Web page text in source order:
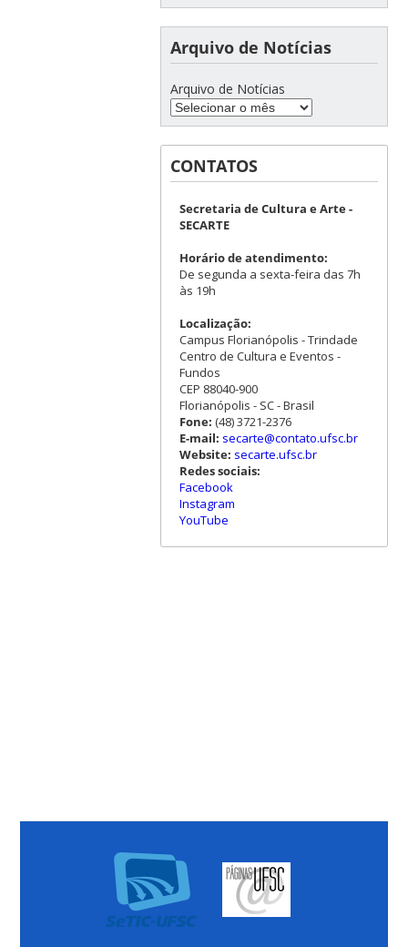
Arquivo de Notícias
Arquivo de Notícias
CONTATOS
Secretaria de Cultura e Arte -
SECARTE
Horário de atendimento:
De segunda a sexta-feira das 7h
às 19h
Localização:
Campus Florianópolis - Trindade
Centro de Cultura e Eventos -
Fundos
CEP 88040-900
Florianópolis - SC - Brasil
Fone: (48) 3721-2376
E-mail: secarte@contato.ufsc.br
Website: secarte.ufsc.br
Redes sociais:
Facebook
Instagram
YouTube